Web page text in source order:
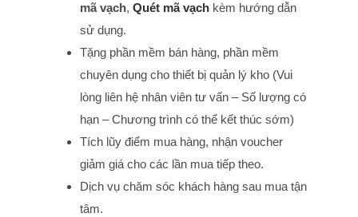
mã vạch, Quét mã vạchkèm hướng dẫn
sử dụng.
Tặng phần mềm bán hàng, phần mềm
chuyên dụng cho thiết bị quản lý kho (Vui
lòng liên hệ nhân viên tư vấn – Số lượng có
hạn – Chương trình có thể kết thúc sớm)
Tích lũy điểm mua hàng, nhận voucher
giảm giá cho các lần mua tiếp theo.
Dịch vụ chăm sóc khách hàng sau mua tận
tâm.